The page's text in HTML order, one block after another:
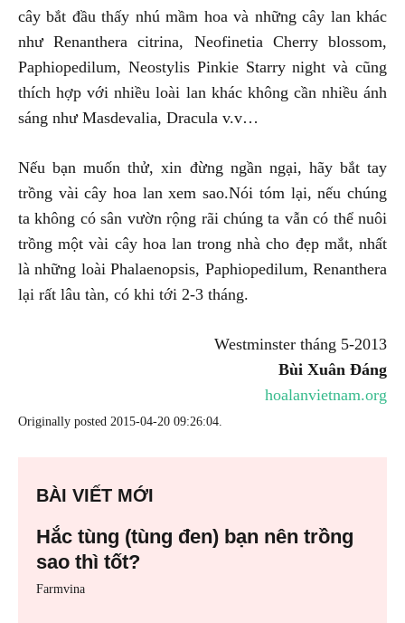
cây bắt đầu thấy nhú mầm hoa và những cây lan khác
như Renanthera citrina, Neofinetia Cherry blossom,
Paphiopedilum, Neostylis Pinkie Starry night và cũng
thích hợp với nhiều loài lan khác không cần nhiều ánh
sáng như Masdevalia, Dracula v.v…
Nếu bạn muốn thử, xin đừng ngần ngại, hãy bắt tay
trồng vài cây hoa lan xem sao.Nói tóm lại, nếu chúng
ta không có sân vườn rộng rãi chúng ta vẫn có thể nuôi
trồng một vài cây hoa lan trong nhà cho đẹp mắt, nhất
là những loài Phalaenopsis, Paphiopedilum, Renanthera
lại rất lâu tàn, có khi tới 2-3 tháng.
Westminster tháng 5-2013
Bùi Xuân Đáng
hoalanvietnam.org
Originally posted 2015-04-20 09:26:04.
BÀI VIẾT MỚI
Hắc tùng (tùng đen) bạn nên trồng
sao thì tốt?
Farmvina